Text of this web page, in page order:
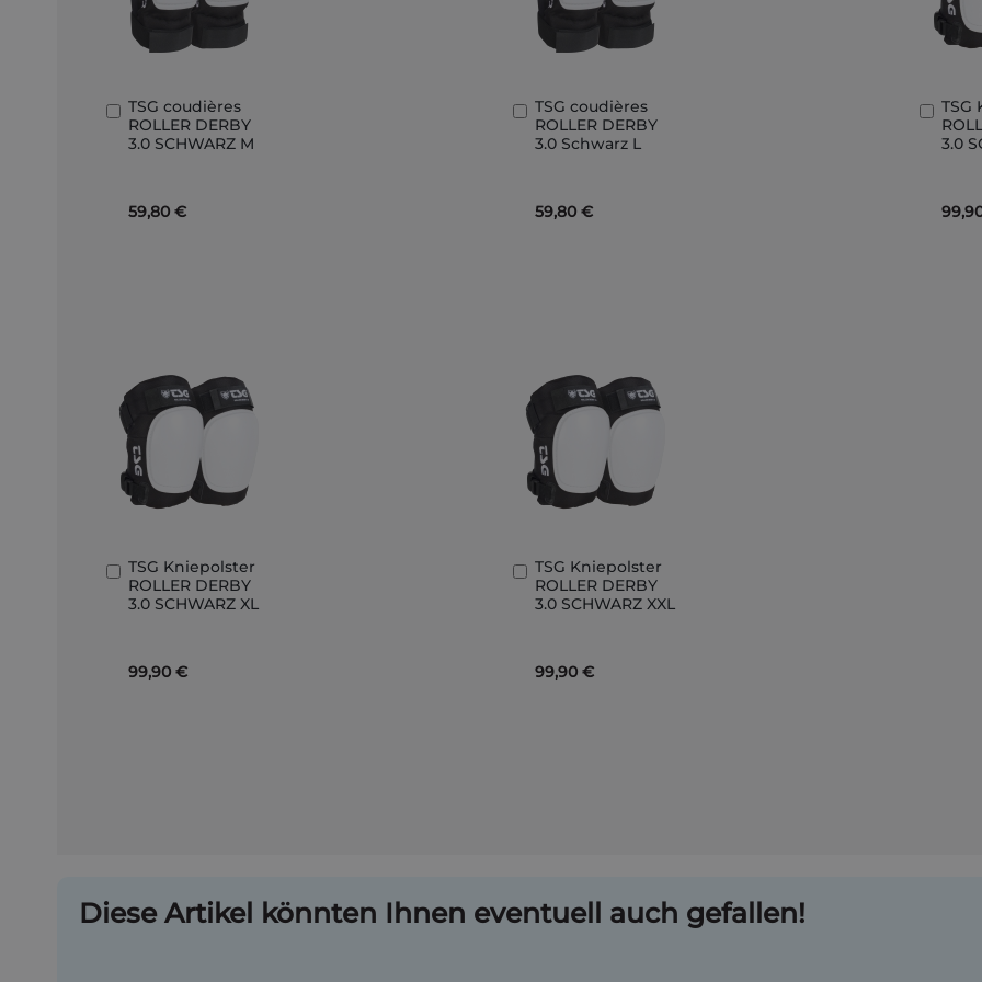
TSG coudières
ROLLER DERBY
3.0 SCHWARZ M
59,80 €
In
den
Warenkorb
TSG coudières
ROLLER DERBY
3.0 Schwarz L
59,80 €
In
den
Warenkorb
TSG
3.0
In
den
TSG Kniepolster
ROLLER DERBY
3.0 SCHWARZ XL
99,90 €
In
den
Warenkorb
TSG Kniepolster
ROLLER DERBY
3.0 SCHWARZ XXL
99,90 €
In
den
Warenkorb
Diese Artikel könnten Ihnen eventuell auch gefallen!